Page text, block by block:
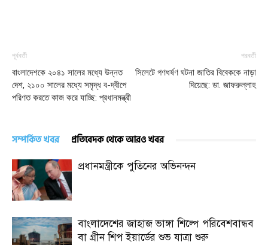
পূর্ববর্তী
বাংলাদেশকে ২০৪১ সালের মধ্যে উন্নত
দেশ, ২১০০ সালের মধ্যে সমৃদ্ধ ব-দ্বীপে
পরিণত করতে কাজ করে যাচ্ছি: প্রধানমন্ত্রী
পরবর্তী
সিলেটে গণধর্ষণ ঘটনা জাতির বিবেককে নাড়া
দিয়েছে: ডা. জাফরুল্লাহ
সম্পর্কিত খবর প্রতিবেদক থেকে আরও খবর
প্রধানমন্ত্রীকে পুতিনের অভিনন্দন
বাংলাদেশের জাহাজ ভাঙ্গা শিল্পে পরিবেশবান্ধব
বা গ্রীন শিপ ইয়ার্ডের শুভ যাত্রা শুরু